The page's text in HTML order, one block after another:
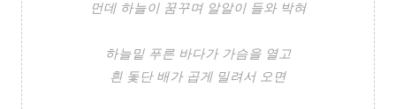
먼데 하늘이 꿈꾸며 알알이 들와 박혀
하늘밑 푸른 바다가 가슴을 열고
흰 돛단 배가 곱게 밀려서 오면